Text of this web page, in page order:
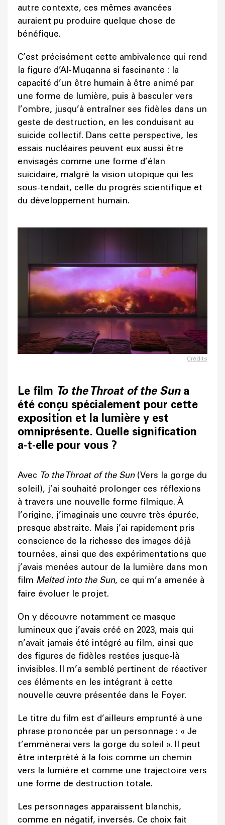
autre contexte, ces mêmes avancées
auraient pu produire quelque chose de
bénéfique.
C’est précisément cette ambivalence qui rend
la figure d’Al-Muqanna si fascinante : la
capacité d’un être humain à être animé par
une forme de lumière, puis à basculer vers
l’ombre, jusqu’à entraîner ses fidèles dans un
geste de destruction, en les conduisant au
suicide collectif. Dans cette perspective, les
essais nucléaires peuvent eux aussi être
envisagés comme une forme d’élan
suicidaire, malgré la vision utopique qui les
sous-tendait, celle du progrès scientifique et
du développement humain.
Crédits
Le film To the Throat of the Suna
été conçu spécialement pour cette
exposition et la lumière y est
omniprésente. Quelle signification
a-t-elle pour vous ?
Avec To the Throat of the Sun(Vers la gorge du
soleil), j’ai souhaité prolonger ces réflexions
à travers une nouvelle forme filmique. À
l’origine, j’imaginais une œuvre très épurée,
presque abstraite. Mais j’ai rapidement pris
conscience de la richesse des images déjà
tournées, ainsi que des expérimentations que
j’avais menées autour de la lumière dans mon
film Melted into the Sun, ce qui m’a amenée à
faire évoluer le projet.
On y découvre notamment ce masque
lumineux que j’avais créé en 2023, mais qui
n’avait jamais été intégré au film, ainsi que
des figures de fidèles restées jusque-là
invisibles. Il m’a semblé pertinent de réactiver
ces éléments en les intégrant à cette
nouvelle œuvre présentée dans le Foyer.
Le titre du film est d’ailleurs emprunté à une
phrase prononcée par un personnage : « Je
t’emmènerai vers la gorge du soleil ». Il peut
être interprété à la fois comme un chemin
vers la lumière et comme une trajectoire vers
une forme de destruction totale.
Les personnages apparaissent blanchis,
comme en négatif, inversés. Ce choix fait